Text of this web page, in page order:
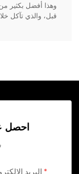
وهذا أفضل بكثير
قبل، والذي تآكل خلال 6
احصل
البريد